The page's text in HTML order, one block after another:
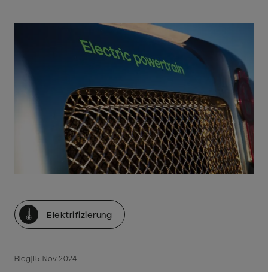
Elektrifizierung
Blog|15. Nov 2024